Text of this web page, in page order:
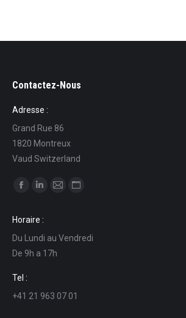
Contactez-Nous
Adresse :
Grand Rue 86
1820 Montreux
Vaud Switzerland
Find us on:
opens
in
new
window
opens
in
new
in
in
Horaire :
Du Lundi au Vendredi
De 9h a 17h
Tel :
+41 21 963 07 01